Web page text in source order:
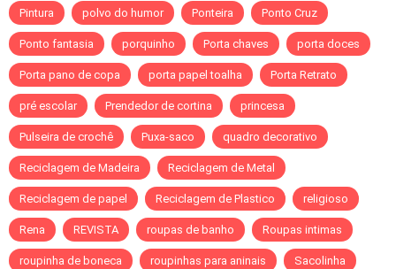
Pintura polvo do humor Ponteira Ponto Cruz
Ponto fantasia porquinho Porta chaves porta doces
Porta pano de copa porta papel toalha Porta Retrato
pré escolar Prendedor de cortina princesa
Pulseira de crochê Puxa-saco quadro decorativo
Reciclagem de Madeira Reciclagem de Metal
Reciclagem de papel Reciclagem de Plastico religioso
Rena REVISTA roupas de banho Roupas intimas
roupinha de boneca roupinhas para aninais Sacolinha